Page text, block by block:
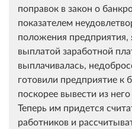
поправок в закон о
показателем
положения предприятия,
выплатой заработной
выплачивалась,
готовили предприятие к
поскорее вывести из
Теперь им придется
работников и